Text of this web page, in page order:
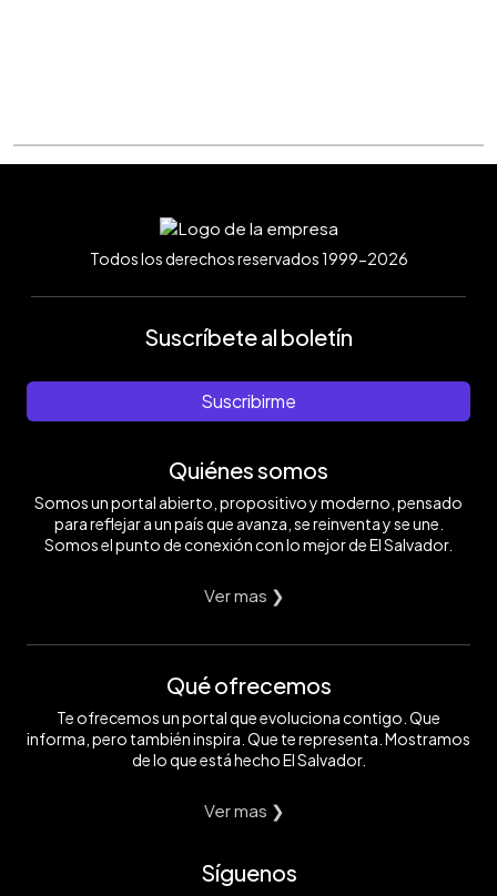
Todos los derechos reservados 1999-2026
Suscríbete al boletín
Suscribirme
Quiénes somos
Somos un portal abierto, propositivo y moderno, pensado
para reflejar a un país que avanza, se reinventa y se une.
Somos el punto de conexión con lo mejor de El Salvador.
Ver mas ❯
Qué ofrecemos
Te ofrecemos un portal que evoluciona contigo. Que
informa, pero también inspira. Que te representa. Mostramos
de lo que está hecho El Salvador.
Ver mas ❯
Síguenos